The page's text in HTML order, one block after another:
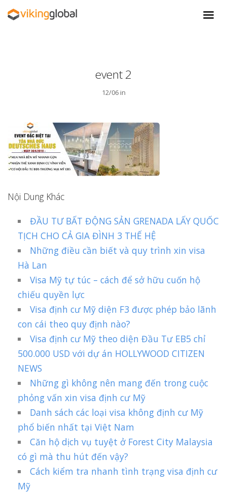
event 2
12/06 in
Nội Dung Khác
ĐẦU TƯ BẤT ĐỘNG SẢN GRENADA LẤY QUỐC
TỊCH CHO CẢ GIA ĐÌNH 3 THẾ HỆ
Những điều cần biết và quy trình xin visa
Hà Lan
Visa Mỹ tự túc – cách để sở hữu cuốn hộ
chiếu quyền lực
Visa định cư Mỹ diện F3 được phép bảo lãnh
con cái theo quy định nào?
Visa định cư Mỹ theo diện Đầu Tư EB5 chỉ
500.000 USD với dự án HOLLYWOOD CITIZEN
NEWS
Những gì không nên mang đến trong cuộc
phỏng vấn xin visa định cư Mỹ
Danh sách các loại visa không định cư Mỹ
phổ biến nhất tại Việt Nam
Căn hộ dịch vụ tuyệt ở Forest City Malaysia
có gì mà thu hút đến vậy?
Cách kiểm tra nhanh tình trạng visa định cư
Mỹ